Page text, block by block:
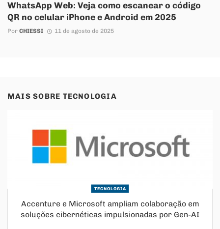
WhatsApp Web: Veja como escanear o código
QR no celular iPhone e Android em 2025
Por CHIESSI 11 de agosto de 2025
MAIS SOBRE TECNOLOGIA
TECNOLOGIA
Accenture e Microsoft ampliam colaboração em
soluções cibernéticas impulsionadas por Gen-AI